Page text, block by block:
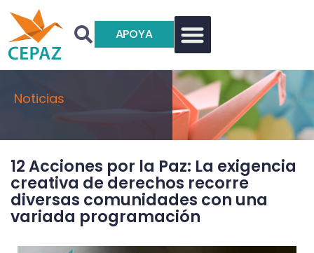
APOYA
Noticias
12 Acciones por la Paz: La exigencia
creativa de derechos recorre
diversas comunidades con una
variada programación